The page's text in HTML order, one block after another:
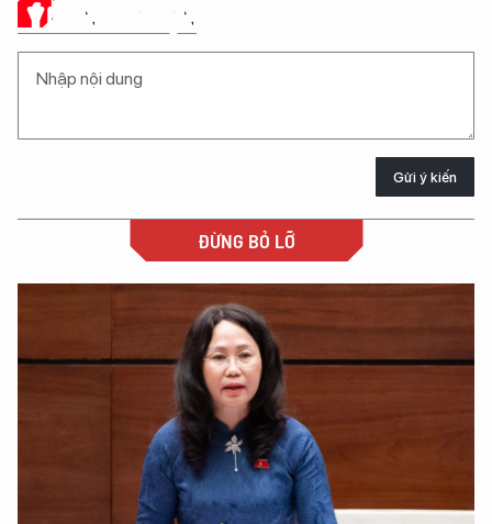
Ý KIẾN CỦA BẠN
Gửi ý kiến
ĐỪNG BỎ LỠ